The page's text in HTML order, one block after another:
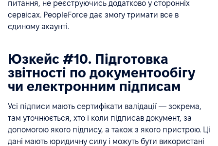
питання, не реєструючись додатково у сторонніх
сервісах. PeopleForce дає змогу тримати все в
єдиному акаунті.
Юзкейс #10. Підготовка
звітності по документообігу
чи електронним підписам
Усі підписи мають сертифікати валідації — зокрема,
там уточнюється, хто і коли підписав документ, за
допомогою якого підпису, а також з якого пристрою. Ці
дані мають юридичну силу і можуть бути використані